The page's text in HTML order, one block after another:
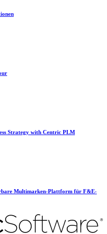
Strategy with Centric PLM
Multimarken-Plattform für F&E-